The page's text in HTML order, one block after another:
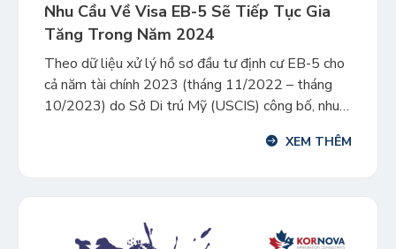
Nhu Cầu Về Visa EB-5 Sẽ Tiếp Tục Gia
Tăng Trong Năm 2024
Theo dữ liệu xử lý hồ sơ đầu tư định cư EB-5 cho
cả năm tài chính 2023 (tháng 11/2022 – tháng
10/2023) do Sở Di trú Mỹ (USCIS) công bố, nhu
2024. Các dữ liệu được USCIS thống kê cho hai
XEM THÊM